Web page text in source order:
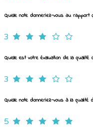
Quelle note donneriez-vous au rapport
3
Quelle est votre évaluation de la qualité
3
Quelle note donneriez-vous à la qualité
5